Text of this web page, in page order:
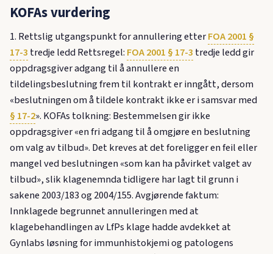
KOFAs vurdering
1. Rettslig utgangspunkt for annullering etterFOA 2001 §
17-3 tredje ledd Rettsregel: FOA 2001 § 17-3 tredje ledd gir
oppdragsgiver adgang til å annullere en
tildelingsbeslutning frem til kontrakt er inngått, dersom
«beslutningen om å tildele kontrakt ikke er i samsvar med
§ 17-2». KOFAs tolkning: Bestemmelsen gir ikke
oppdragsgiver «en fri adgang til å omgjøre en beslutning
om valg av tilbud». Det kreves at det foreligger en feil eller
mangel ved beslutningen «som kan ha påvirket valget av
tilbud», slik klagenemnda tidligere har lagt til grunn i
sakene 2003/183 og 2004/155. Avgjørende faktum:
Innklagede begrunnet annulleringen med at
klagebehandlingen av LfPs klage hadde avdekket at
Gynlabs løsning for immunhistokjemi og patologens